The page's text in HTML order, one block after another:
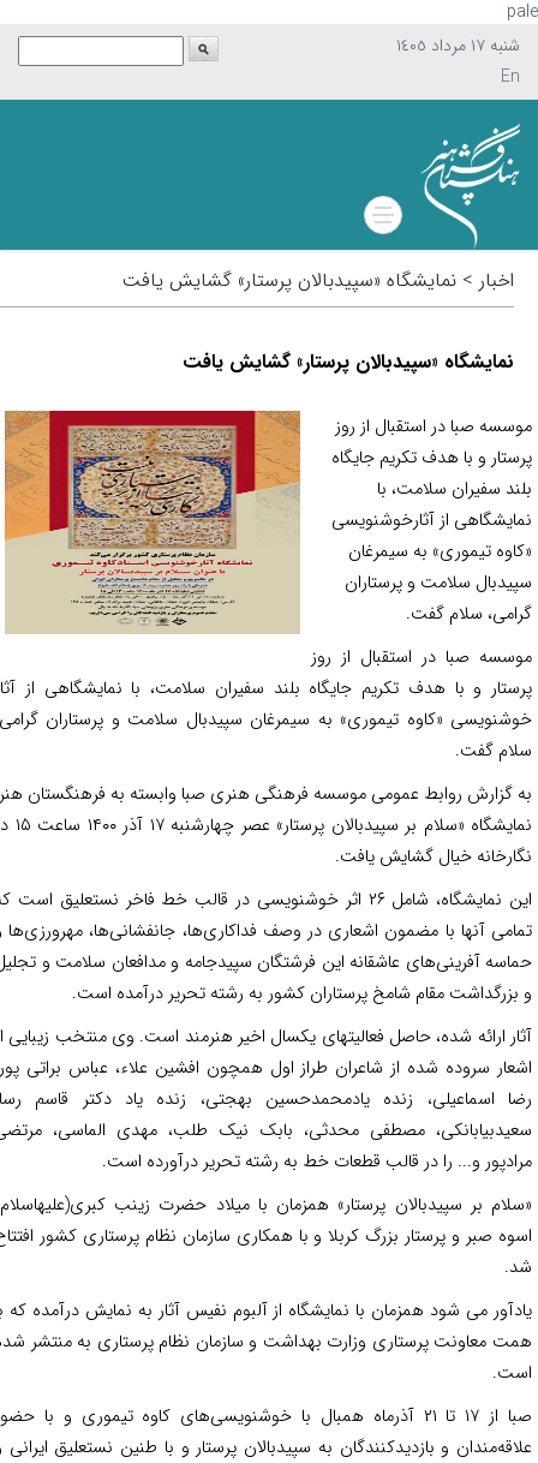
شنبه ١٧ مرداد ١٤٠٥
اخبار > نمایشگاه «سپیدبالان پرستار» گشایش یافت
نمایشگاه «سپیدبالان پرستار» گشایش یافت
صبا در استقبال از روز
و با هدف تکریم جایگاه
سفیران سلامت، با
از آثارخوشنویسی
تیموری» به سیمرغان
سلامت و پرستاران
سلام گفت.
صبا در استقبال از روز
و با هدف تکریم جایگاه بلند سفیران سلامت، با نمایشگاهی از آثار
«کاوه تیموری» به سیمرغان سپیدبال سلامت و پرستاران گرامی،
گفت.
گزارش روابط عمومی موسسه فرهنگی هنری صبا وابسته به فرهنگستان هنر،
نمایشگاه «سلام بر سپیدبالان پرستار» عصر چهارشنبه ۱۷ آذر ۱۴۰۰ ساعت ۱۵ در
خیال گشایش یافت.
این نمایشگاه، شامل ۲۶ اثر خوشنویسی در قالب خط فاخر نستعلیق است که
آنها با مضمون اشعاری در وصف فداکاری‌ها، جانفشانی‌ها، مهرورزی‌ها و
آفرینی‌های عاشقانه این فرشتگان سپیدجامه و مدافعان سلامت و تجلیل
مقام شامخ پرستاران کشور به رشته تحریر درآمده است.
ارائه شده، حاصل فعالیتهای یکسال اخیر هنرمند است. وی منتخب زیبایی از
سروده شده از شاعران طراز اول همچون افشین علاء، عباس براتی پور،
اسماعیلی، زنده یادمحمدحسین بهجتی، زنده یاد دکتر قاسم رسا،
مصطفی محدثی، بابک نیک طلب، مهدی الماسی، مرتضی
و... را در قالب قطعات خط به رشته تحریر درآورده است.
بر سپیدبالان پرستار» همزمان با میلاد حضرت زینب کبری(علیهاسلام)
صبر و پرستار بزرگ کربلا و با همکاری سازمان نظام پرستاری کشور افتتاح
می شود همزمان با نمایشگاه از آلبوم نفیس آثار به نمایش درآمده که با
معاونت پرستاری وزارت بهداشت و سازمان نظام پرستاری به منتشر شده
صبا از ۱۷ تا ۲۱ آذرماه همبال با خوشنویسی‌های کاوه تیموری و با حضور
و بازدیدکنندگان به سپیدبالان پرستار و با طنین نستعلیق ایرانی و